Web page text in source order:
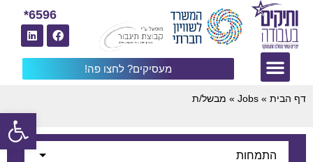
מעסיקים? לחצו פה!
6596*
דף הבית »
Jobs
» מבשל/ת
התמחות